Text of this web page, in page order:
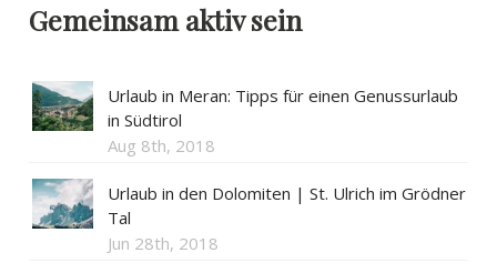
Gemeinsam aktiv sein
Urlaub in Meran: Tipps für einen Genussurlaub
in Südtirol
Aug 8th, 2018
Urlaub in den Dolomiten | St. Ulrich im Grödner
Tal
Jun 28th, 2018